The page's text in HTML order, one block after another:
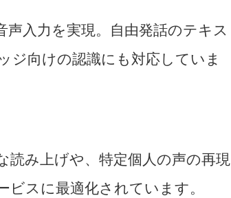
入力を実現。自由発話のテキス
ジ向けの認識にも対応していま
読み上げや、特定個人の声の再現
スに最適化されています。